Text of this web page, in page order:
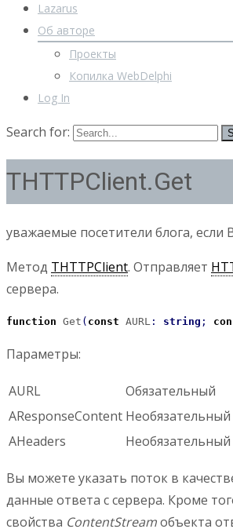
Lazarus
Об авторе
Проекты
Копилка WebDelphi
Log In
Search for:
THTTPClient.Get
уважаемые посетители блога,
Метод THTTPClient. Отправляет
сервера.
function Get ( const AURL : string ;
Параметры:
AURL Обязательный
AResponseContent Необязательный
AHeaders
Необязательный
Вы можете указать поток в
данные ответа с сервера. Кроме
свойства ContentStreamобъекта